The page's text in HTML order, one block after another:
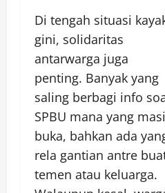
Di tengah situasi
gini, solidaritas
antarwarga juga
penting. Banyak yang
saling berbagi info
SPBU mana yang
buka, bahkan ada
rela gantian antre
temen atau keluarga.